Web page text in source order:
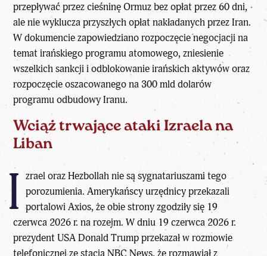
przepływać przez cieśninę Ormuz bez opłat przez 60 dni,
ale nie wyklucza przyszłych opłat nakładanych przez Iran.
W dokumencie zapowiedziano rozpoczęcie negocjacji na
temat irańskiego programu atomowego, zniesienie
wszelkich sankcji i odblokowanie irańskich aktywów oraz
rozpoczęcie oszacowanego na 300 mld dolarów
programu odbudowy Iranu.
Wciąż trwające ataki Izraela na
Liban
I zrael oraz Hezbollah nie są sygnatariuszami tego
porozumienia. Amerykańscy urzędnicy przekazali
portalowi Axios, że obie strony zgodziły się 19
czerwca 2026 r. na rozejm. W dniu 19 czerwca 2026 r.
prezydent USA Donald Trump przekazał w rozmowie
telefonicznej ze stacją NBC News, że rozmawiał z